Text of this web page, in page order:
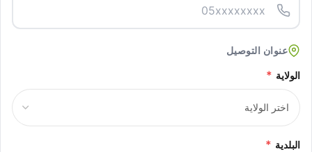
عنوان التوصيل
الولاية *
البلدية *